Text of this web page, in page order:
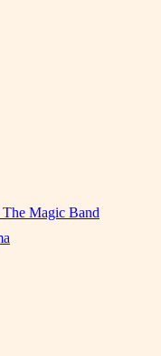
Magic Band